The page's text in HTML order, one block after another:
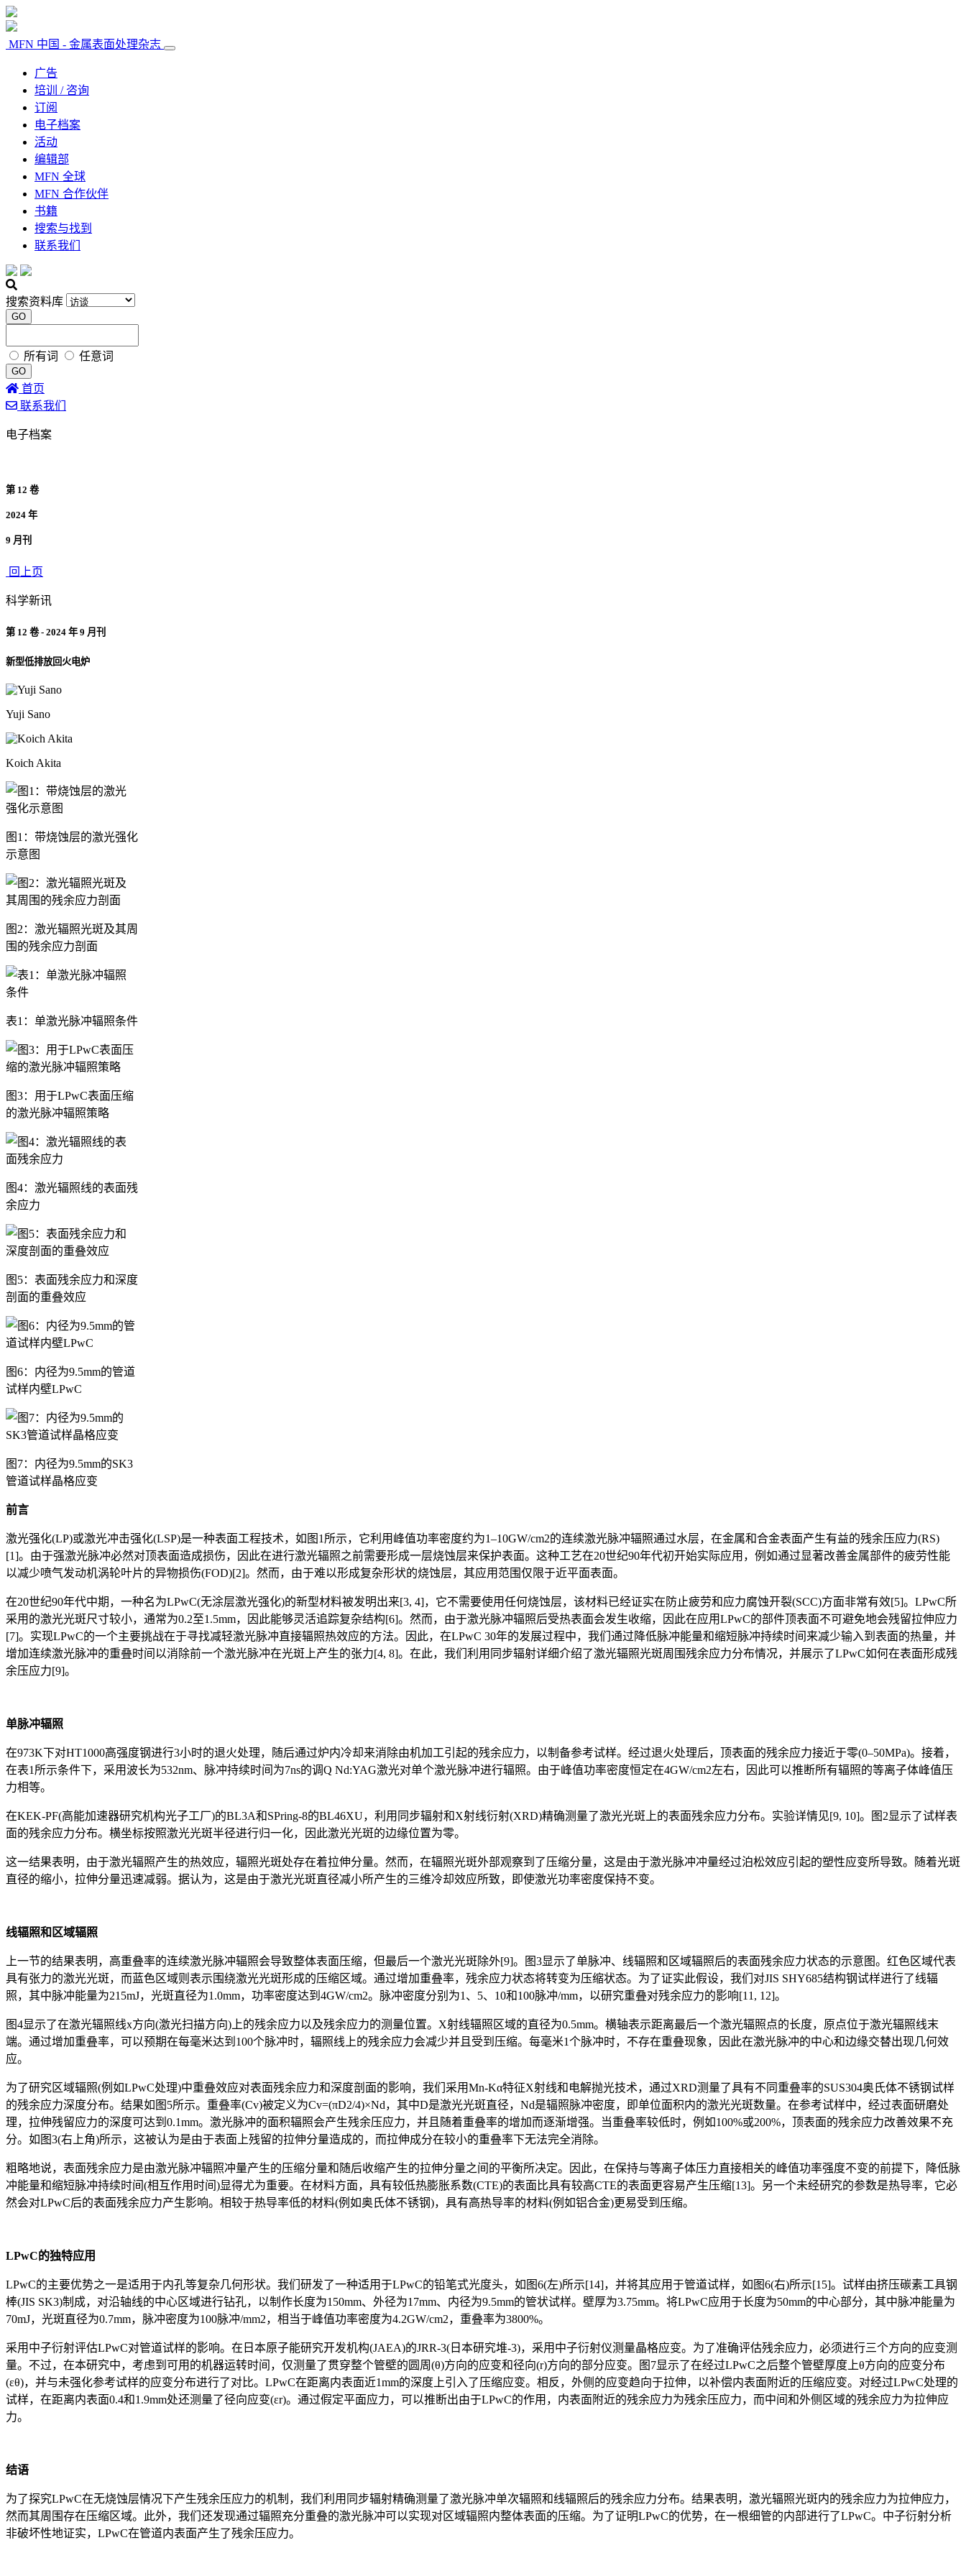
MFN 中国 - 金属表面处理杂志
广告
培训 / 咨询
订阅
电子档案
活动
编辑部
MFN 全球
MFN 合作伙伴
书籍
搜索与找到
联系我们
搜索资料库
GO
所有词 任意词
GO
首页
联系我们
电子档案
第 12 卷
2024 年
9 月刊
回上页
科学新讯
第 12 卷 - 2024 年 9 月刊
新型低排放回火电炉
Yuji Sano
Koich Akita
图1：带烧蚀层的激光强化
示意图
图2：激光辐照光斑及其周
围的残余应力剖面
表1：单激光脉冲辐照条件
图3：用于LPwC表面压缩
的激光脉冲辐照策略
图4：激光辐照线的表面残
余应力
图5：表面残余应力和深度
剖面的重叠效应
图6：内径为9.5mm的管道
试样内壁LPwC
图7：内径为9.5mm的SK3
管道试样晶格应变
前言
激光强化(LP)或激光冲击强化(LSP)是一种表面工程技术，如图1所示，它利用峰值功率密度约为1–10GW/cm2的连续激光脉冲辐照通过水层，在金属和合金表面产生有益的残余压应力(RS)
[1]。由于强激光脉冲必然对顶表面造成损伤，因此在进行激光辐照之前需要形成一层烧蚀层来保护表面。这种工艺在20世纪90年代初开始实际应用，例如通过显著改善金属部件的疲劳性能
以减少喷气发动机涡轮叶片的异物损伤(FOD)[2]。然而，由于难以形成复杂形状的烧蚀层，其应用范围仅限于近平面表面。
在20世纪90年代中期，一种名为LPwC(无涂层激光强化)的新型材料被发明出来[3, 4]，它不需要使用任何烧蚀层，该材料已经证实在防止疲劳和应力腐蚀开裂(SCC)方面非常有效[5]。LPwC所
采用的激光光斑尺寸较小，通常为0.2至1.5mm，因此能够灵活追踪复杂结构[6]。然而，由于激光脉冲辐照后受热表面会发生收缩，因此在应用LPwC的部件顶表面不可避免地会残留拉伸应力
[7]。实现LPwC的一个主要挑战在于寻找减轻激光脉冲直接辐照热效应的方法。因此，在LPwC 30年的发展过程中，我们通过降低脉冲能量和缩短脉冲持续时间来减少输入到表面的热量，并
增加连续激光脉冲的重叠时间以消除前一个激光脉冲在光斑上产生的张力[4, 8]。在此，我们利用同步辐射详细介绍了激光辐照光斑周围残余应力分布情况，并展示了LPwC如何在表面形成残
余压应力[9]。
单脉冲辐照
在973K下对HT1000高强度钢进行3小时的退火处理，随后通过炉内冷却来消除由机加工引起的残余应力，以制备参考试样。经过退火处理后，顶表面的残余应力接近于零(0–50MPa)。接着，
在表1所示条件下，采用波长为532nm、脉冲持续时间为7ns的调Q Nd:YAG激光对单个激光脉冲进行辐照。由于峰值功率密度恒定在4GW/cm2左右，因此可以推断所有辐照的等离子体峰值压
力相等。
在KEK-PF(高能加速器研究机构光子工厂)的BL3A和SPring-8的BL46XU，利用同步辐射和X射线衍射(XRD)精确测量了激光光斑上的表面残余应力分布。实验详情见[9, 10]。图2显示了试样表
面的残余应力分布。横坐标按照激光光斑半径进行归一化，因此激光光斑的边缘位置为零。
这一结果表明，由于激光辐照产生的热效应，辐照光斑处存在着拉伸分量。然而，在辐照光斑外部观察到了压缩分量，这是由于激光脉冲冲量经过泊松效应引起的塑性应变所导致。随着光斑
直径的缩小，拉伸分量迅速减弱。据认为，这是由于激光光斑直径减小所产生的三维冷却效应所致，即使激光功率密度保持不变。
线辐照和区域辐照
上一节的结果表明，高重叠率的连续激光脉冲辐照会导致整体表面压缩，但最后一个激光光斑除外[9]。图3显示了单脉冲、线辐照和区域辐照后的表面残余应力状态的示意图。红色区域代表
具有张力的激光光斑，而蓝色区域则表示围绕激光光斑形成的压缩区域。通过增加重叠率，残余应力状态将转变为压缩状态。为了证实此假设，我们对JIS SHY685结构钢试样进行了线辐
照，其中脉冲能量为215mJ，光斑直径为1.0mm，功率密度达到4GW/cm2。脉冲密度分别为1、5、10和100脉冲/mm，以研究重叠对残余应力的影响[11, 12]。
图4显示了在激光辐照线x方向(激光扫描方向)上的残余应力以及残余应力的测量位置。X射线辐照区域的直径为0.5mm。横轴表示距离最后一个激光辐照点的长度，原点位于激光辐照线末
端。通过增加重叠率，可以预期在每毫米达到100个脉冲时，辐照线上的残余应力会减少并且受到压缩。每毫米1个脉冲时，不存在重叠现象，因此在激光脉冲的中心和边缘交替出现几何效
应。
为了研究区域辐照(例如LPwC处理)中重叠效应对表面残余应力和深度剖面的影响，我们采用Mn-Kα特征X射线和电解抛光技术，通过XRD测量了具有不同重叠率的SUS304奥氏体不锈钢试样
的残余应力深度分布。结果如图5所示。重叠率(Cv)被定义为Cv=(πD2/4)×Nd，其中D是激光光斑直径，Nd是辐照脉冲密度，即单位面积内的激光光斑数量。在参考试样中，经过表面研磨处
理，拉伸残留应力的深度可达到0.1mm。激光脉冲的面积辐照会产生残余压应力，并且随着重叠率的增加而逐渐增强。当重叠率较低时，例如100%或200%，顶表面的残余应力改善效果不充
分。如图3(右上角)所示，这被认为是由于表面上残留的拉伸分量造成的，而拉伸成分在较小的重叠率下无法完全消除。
粗略地说，表面残余应力是由激光脉冲辐照冲量产生的压缩分量和随后收缩产生的拉伸分量之间的平衡所决定。因此，在保持与等离子体压力直接相关的峰值功率强度不变的前提下，降低脉
冲能量和缩短脉冲持续时间(相互作用时间)显得尤为重要。在材料方面，具有较低热膨胀系数(CTE)的表面比具有较高CTE的表面更容易产生压缩[13]。另一个未经研究的参数是热导率，它必
然会对LPwC后的表面残余应力产生影响。相较于热导率低的材料(例如奥氏体不锈钢)，具有高热导率的材料(例如铝合金)更易受到压缩。
LPwC的独特应用
LPwC的主要优势之一是适用于内孔等复杂几何形状。我们研发了一种适用于LPwC的铅笔式光度头，如图6(左)所示[14]，并将其应用于管道试样，如图6(右)所示[15]。试样由挤压碳素工具钢
棒(JIS SK3)制成，对沿轴线的中心区域进行钻孔，以制作长度为150mm、外径为17mm、内径为9.5mm的管状试样。壁厚为3.75mm。将LPwC应用于长度为50mm的中心部分，其中脉冲能量为
70mJ，光斑直径为0.7mm，脉冲密度为100脉冲/mm2，相当于峰值功率密度为4.2GW/cm2，重叠率为3800%。
采用中子衍射评估LPwC对管道试样的影响。在日本原子能研究开发机构(JAEA)的JRR-3(日本研究堆-3)，采用中子衍射仪测量晶格应变。为了准确评估残余应力，必须进行三个方向的应变测
量。不过，在本研究中，考虑到可用的机器运转时间，仅测量了贯穿整个管壁的圆周(θ)方向的应变和径向(r)方向的部分应变。图7显示了在经过LPwC之后整个管壁厚度上θ方向的应变分布
(εθ)，并与未强化参考试样的应变分布进行了对比。LPwC在距离内表面近1mm的深度上引入了压缩应变。相反，外侧的应变趋向于拉伸，以补偿内表面附近的压缩应变。对经过LPwC处理的
试样，在距离内表面0.4和1.9mm处还测量了径向应变(εr)。通过假定平面应力，可以推断出由于LPwC的作用，内表面附近的残余应力为残余压应力，而中间和外侧区域的残余应力为拉伸应
力。
结语
为了探究LPwC在无烧蚀层情况下产生残余压应力的机制，我们利用同步辐射精确测量了激光脉冲单次辐照和线辐照后的残余应力分布。结果表明，激光辐照光斑内的残余应力为拉伸应力，
然而其周围存在压缩区域。此外，我们还发现通过辐照充分重叠的激光脉冲可以实现对区域辐照内整体表面的压缩。为了证明LPwC的优势，在一根细管的内部进行了LPwC。中子衍射分析
非破坏性地证实，LPwC在管道内表面产生了残余压应力。